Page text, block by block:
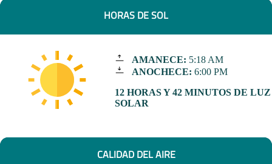
HORAS DE SOL
AMANECE: 5:18 AM
ANOCHECE: 6:00 PM
12 HORAS Y 42 MINUTOS DE LUZ
SOLAR
CALIDAD DEL AIRE